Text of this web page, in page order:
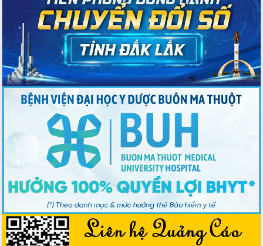
tháng 01/2026
Phó Thủ tướng Hồ Quốc Dũng đánh giá
cao kết quả Chiến dịch Quang Trung
tại Đắk Lắk
Hội nghị Ban Chấp hành Đảng bộ tỉnh
Đắk Lắk lần thứ 2 (mở rộng)
Tập trung giải phóng mặt bằng, đẩy
nhanh tiến độ Tuyến đường bộ ven
Gỡ khó, khởi công xây dựng, sửa chữa
toàn bộ nhà ở cho hộ dân đúng tiến độ
UBND tỉnh Đắk Lắk tổng kết công tác
quốc phòng, quân sự địa phương năm
2025
Tập trung triển khai quyết liệt, đồng bộ
các giải pháp nhằm thực hiện hiệu quả
các nhiệm vụ đề ra năm 2025
Phát huy vai trò của người có uy tín